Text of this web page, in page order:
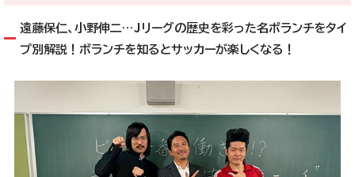
遠藤保仁、小野伸二…Jリーグの歴史を彩った名ボランチをタイ
プ別解説！ボランチを知るとサッカーが楽しくなる！